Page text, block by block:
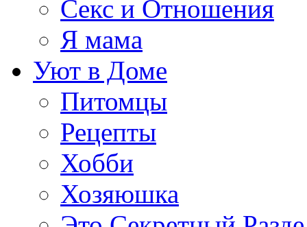
Секс и Отношения
Я мама
Уют в Доме
Питомцы
Рецепты
Хобби
Хозяюшка